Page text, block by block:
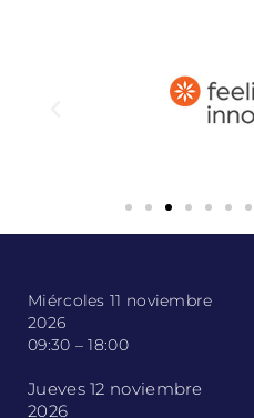
Miércoles 11 noviembre
2026
09:30 – 18:00
Jueves 12 noviembre
2026